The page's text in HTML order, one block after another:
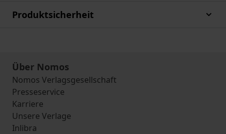
Produktsicherheit
Über Nomos
Nomos Verlagsgesellschaft
Presseservice
Karriere
Unsere Verlage
Inlibra